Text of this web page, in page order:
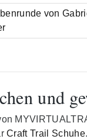
von
und
Craft Trail Schuhe